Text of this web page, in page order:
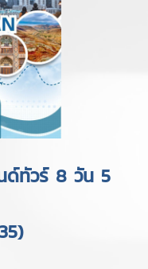
ด์ทัวร์ 8 วัน 5